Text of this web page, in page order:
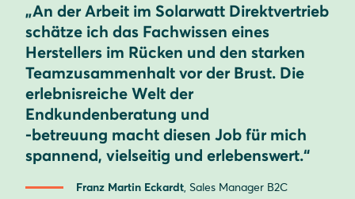
„An der Arbeit im Solarwatt Direktvertrieb
schätze ich das Fachwissen eines
Herstellers im Rücken und den starken
Teamzusammenhalt vor der Brust. Die
erlebnisreiche Welt der
Endkundenberatung und
-betreuung macht diesen Job für mich
spannend, vielseitig und erlebenswert.“
Franz Martin Eckardt, Sales Manager B2C